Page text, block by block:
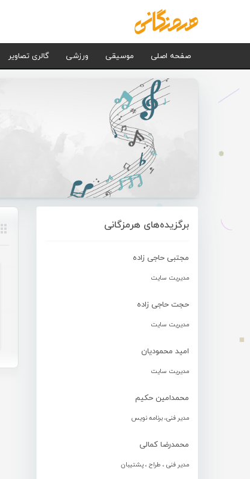
صفحه اصلی موسیقی ورزشی گالری تصاویر
برگزیده‌های هرمزگانی
مجتبی حاجی زاده
مدیریت سایت
حجت حاجی زاده
مدیریت سایت
امید محمودیان
مدیریت سایت
محمدامین حکیم
مدیر فنی، برنامه نویس
محمدرضا کمالی
مدیر فنی ، طراح ، پشتیبان